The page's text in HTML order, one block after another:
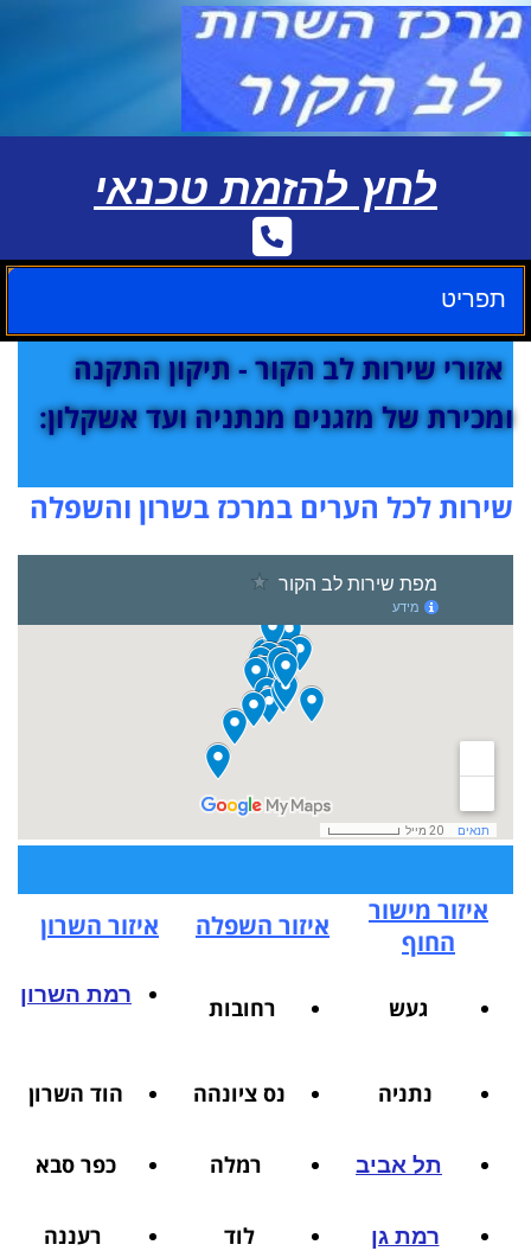
לחץ להזמת טכנאי
תפריט
אזורי שירות לב הקור - תיקון התקנה
ומכירת של מזגנים מנתניה ועד אשקלון:
שירות לכל הערים במרכז בשרון והשפלה
איזור מישור
החוף
איזור השפלה איזור השרון
געש רחובות רמת השרון
נתניה נס ציונהה הוד השרון
תל אביב רמלה כפר סבא
רמת גן לוד רעננה